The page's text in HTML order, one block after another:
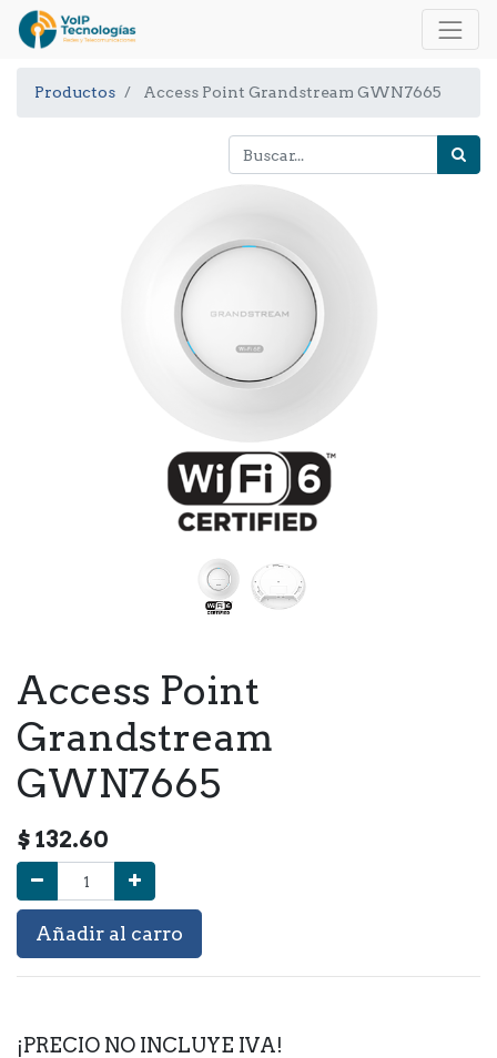
Productos Access Point Grandstream GWN7665
Access Point
Grandstream
GWN7665
$ 132.60
Añadir al carro
¡PRECIO NO INCLUYE IVA!